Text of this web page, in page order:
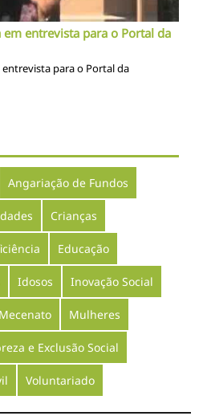
entrevista para o Portal da
para o Portal da
Angariação de Fundos
Crianças
Educação
Idosos Inovação Social
Mecenato Mulheres
e Exclusão Social
Voluntariado